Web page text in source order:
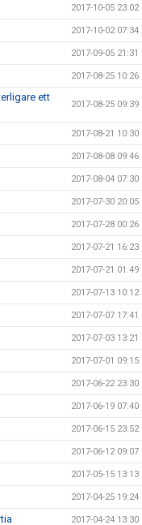
2017-10-05 23:02
2017-10-02 07:34
2017-09-05 21:31
2017-08-25 10:26
ett
2017-08-25 09:39
2017-08-21 10:30
2017-08-08 09:46
2017-08-04 07:30
2017-07-30 20:05
2017-07-28 00:26
2017-07-21 16:23
2017-07-21 01:49
2017-07-13 10:12
2017-07-07 17:41
2017-07-03 13:21
2017-07-01 09:15
2017-06-22 23:30
2017-06-19 07:40
2017-06-15 23:52
2017-06-12 09:07
2017-05-15 13:13
2017-04-25 19:24
2017-04-24 13:30